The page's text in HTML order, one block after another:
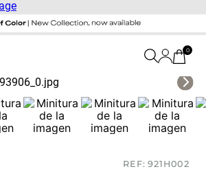
0
REF:921H002